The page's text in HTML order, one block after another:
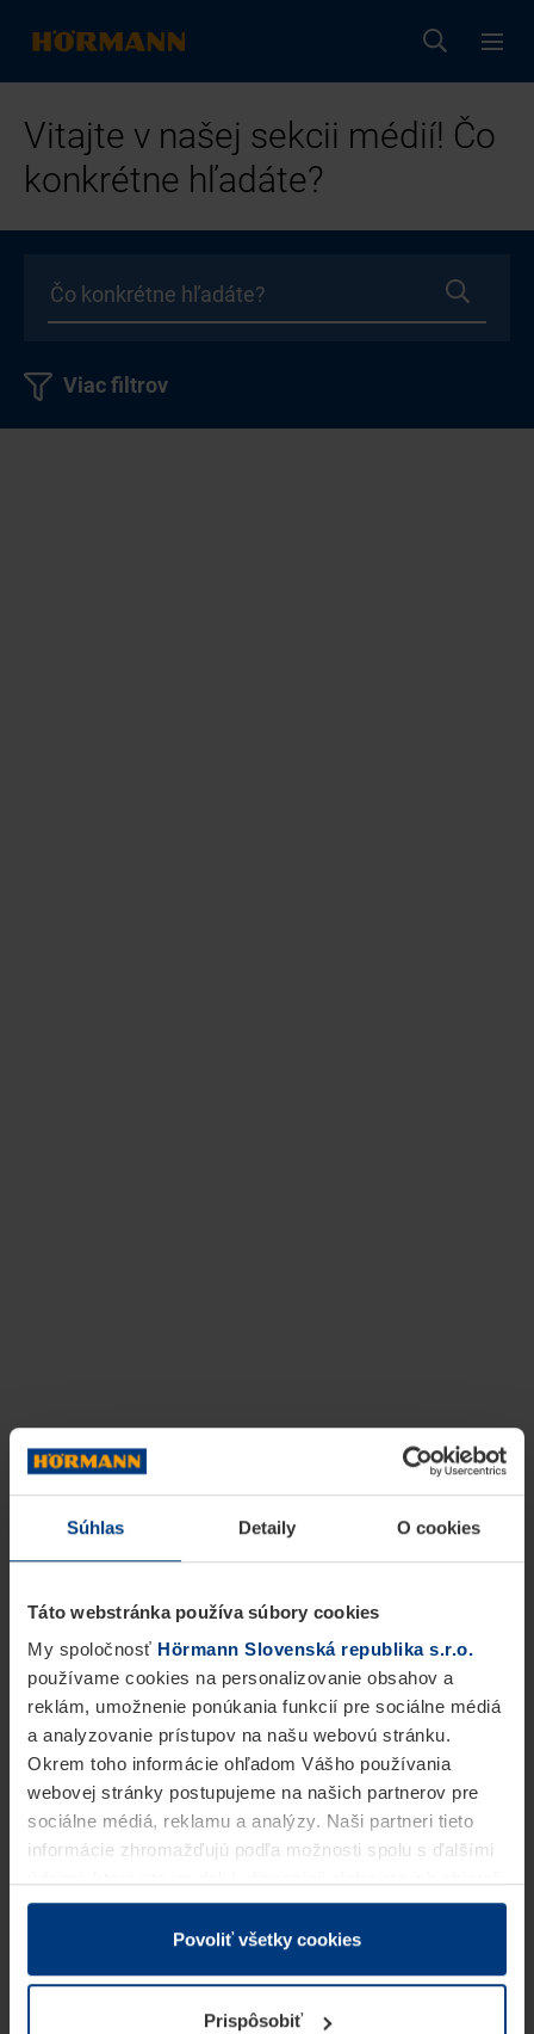
Súhlas Detaily O cookies
Táto webstránka používa súbory cookies
My spoločnosť Hörmann Slovenská republika s.r.o.
používame cookies na personalizovanie obsahov a
reklám, umožnenie ponúkania funkcií pre sociálne médiá
a analyzovanie prístupov na našu webovú stránku.
Okrem toho informácie ohľadom Vášho používania
webovej stránky postupujeme na našich partnerov pre
sociálne médiá, reklamu a analýzy. Naši partneri tieto
informácie zhromažďujú podľa možnosti spolu s ďalšími
v rámci Vášho využívania služieb.
Z právneho hľadiska môžeme cookies ukladať na Vašom
prevádzku tejto stránky. Pre všetky ostatné typy cookie
potrebujeme Vaše povolenie. Vaše povolenie môžete
Povoliť všetky cookies
Prispôsobiť
Vitajte v našej sekcii médií! Čo
konkrétne hľadáte?
Viac filtrov